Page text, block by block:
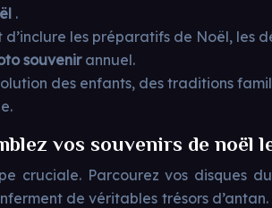
.
les préparatifs de Noël, les
souvenir annuel.
des enfants, des traditions
vos souvenirs de noël
cruciale. Parcourez vos disques
de véritables trésors